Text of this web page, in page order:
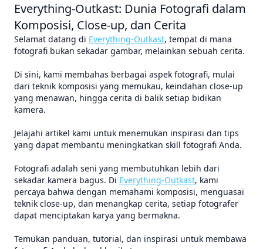
Everything-Outkast: Dunia Fotografi dalam
Komposisi, Close-up, dan Cerita
Selamat datang di Everything-Outkast, tempat di mana
fotografi bukan sekadar gambar, melainkan sebuah cerita.
Di sini, kami membahas berbagai aspek fotografi, mulai
dari teknik komposisi yang memukau, keindahan close-up
yang menawan, hingga cerita di balik setiap bidikan
kamera.
Jelajahi artikel kami untuk menemukan inspirasi dan tips
yang dapat membantu meningkatkan skill fotografi Anda.
Fotografi adalah seni yang membutuhkan lebih dari
sekadar kamera bagus. Di Everything-Outkast, kami
percaya bahwa dengan memahami komposisi, menguasai
teknik close-up, dan menangkap cerita, setiap fotografer
dapat menciptakan karya yang bermakna.
Temukan panduan, tutorial, dan inspirasi untuk membawa